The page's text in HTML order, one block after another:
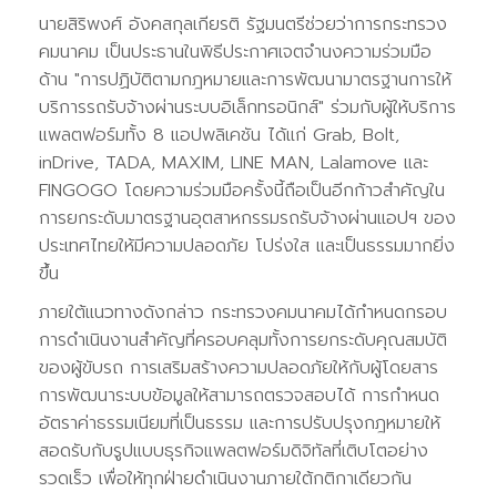
นายสิริพงศ์ อังคสกุลเกียรติ รัฐมนตรีช่วยว่าการกระทรวง
คมนาคม เป็นประธานในพิธีประกาศเจตจำนงความร่วมมือ
ด้าน "การปฏิบัติตามกฎหมายและการพัฒนามาตรฐานการให้
บริการรถรับจ้างผ่านระบบอิเล็กทรอนิกส์" ร่วมกับผู้ให้บริการ
แพลตฟอร์มทั้ง 8 แอปพลิเคชัน ได้แก่ Grab, Bolt,
inDrive, TADA, MAXIM, LINE MAN, Lalamove และ
FINGOGO โดยความร่วมมือครั้งนี้ถือเป็นอีกก้าวสำคัญใน
การยกระดับมาตรฐานอุตสาหกรรมรถรับจ้างผ่านแอปฯ ของ
ประเทศไทยให้มีความปลอดภัย โปร่งใส และเป็นธรรมมากยิ่ง
ขึ้น
ภายใต้แนวทางดังกล่าว กระทรวงคมนาคมได้กำหนดกรอบ
การดำเนินงานสำคัญที่ครอบคลุมทั้งการยกระดับคุณสมบัติ
ของผู้ขับรถ การเสริมสร้างความปลอดภัยให้กับผู้โดยสาร
การพัฒนาระบบข้อมูลให้สามารถตรวจสอบได้ การกำหนด
อัตราค่าธรรมเนียมที่เป็นธรรม และการปรับปรุงกฎหมายให้
สอดรับกับรูปแบบธุรกิจแพลตฟอร์มดิจิทัลที่เติบโตอย่าง
รวดเร็ว เพื่อให้ทุกฝ่ายดำเนินงานภายใต้กติกาเดียวกัน